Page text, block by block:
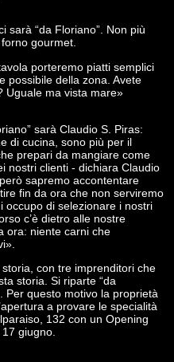
sarà “da Floriano”. Non più
gourmet.
porteremo piatti semplici
possibile della zona. Avete
Uguale ma vista mare»
sarà Claudio S. Piras:
di cucina, sono più per il
prepari da mangiare come
nostri clienti - dichiara Claudio
sapremo accontentare
fin da ora che non serviremo
occupo di selezionare i nostri
c’è dietro alle nostre
ora: niente carni che
con tre imprenditori che
storia. Si riparte “da
Per questo motivo la proprietà
a provare le specialità
132 con un Opening
giugno.